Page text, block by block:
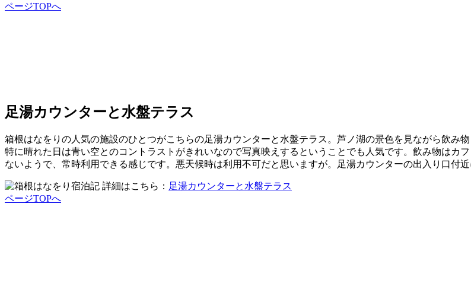
ページTOPへ
足湯カウンターと水盤テラス
箱根はなをりの人気の施設のひとつがこちらの足湯カウンターと水盤テラス。芦ノ湖の景色を見ながら飲み
特に晴れた日は青い空とのコントラストがきれいなので写真映えするということでも人気です。飲み物はカ
ないようで、常時利用できる感じです。悪天候時は利用不可だと思いますが。足湯カウンターの出入り口付
詳細はこちら： 足湯カウンターと水盤テラス
ページTOPへ